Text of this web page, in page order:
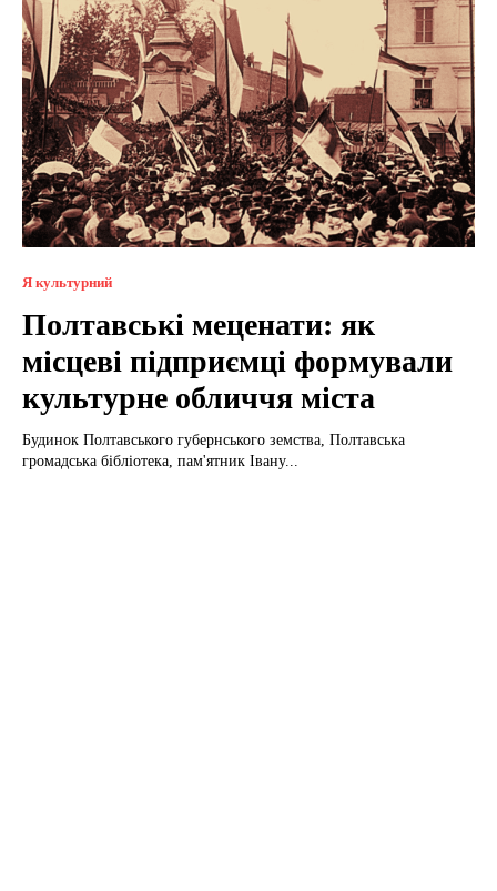
Я культурний
Полтавські меценати: як
місцеві підприємці формували
культурне обличчя міста
Будинок Полтавського губернського земства, Полтавська
громадська бібліотека, пам'ятник Івану...